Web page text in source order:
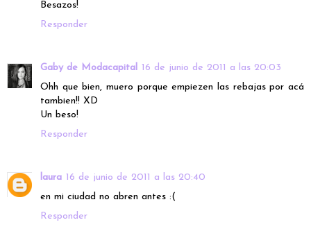
Besazos!
Responder
Gaby de Modacapital 16 de junio de 2011 a las 20:03
Ohh que bien, muero porque empiezen las rebajas por acá
tambien!! XD
Un beso!
Responder
laura 16 de junio de 2011 a las 20:40
en mi ciudad no abren antes :(
Responder